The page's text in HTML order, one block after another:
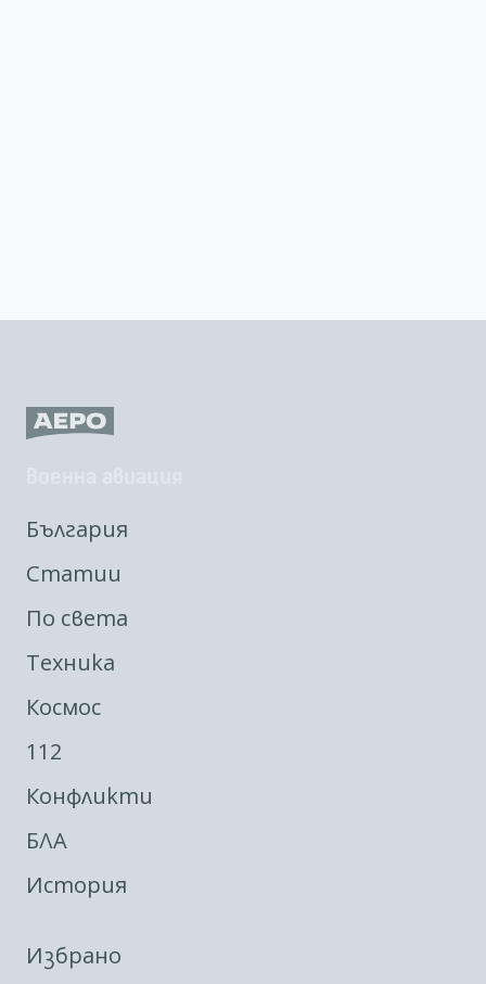
България
Статии
По света
Техника
Космос
112
Конфликти
БЛА
История
Избрано